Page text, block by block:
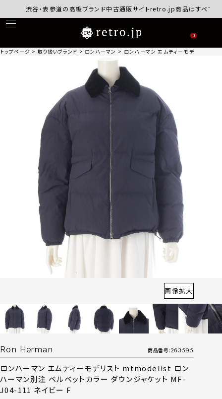
渋谷・表参道の高級ブランド中古通販サイトretro.jp商品はすべて正規品
0
トップページ 取り扱いブランド ロンハーマン ロンハーマン エムティーモデリスト
画像拡大
Ron Herman 商品番号 263595
ロンハーマン エムティーモデリスト mtmodelist ロン
ハーマン別注 ベルベットカラー ダウンジャケット MF-
J04-111 ネイビー F